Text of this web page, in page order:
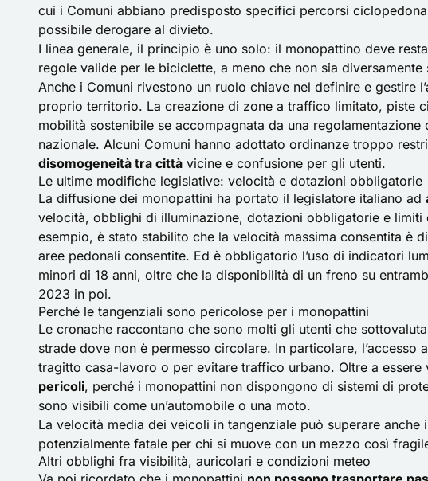
cui i Comuni abbiano predisposto specifici percorsi
possibile derogare al divieto.
I linea generale, il principio è uno solo: il monopattino deve
regole valide per le biciclette, a meno che non sia
Anche i Comuni rivestono un ruolo chiave nel definire e gestire
proprio territorio. La creazione di zone a traffico limitato, piste
mobilità sostenibile se accompagnata da una
nazionale. Alcuni Comuni hanno adottato ordinanze troppo
disomogeneità tra città vicine e confusione per gli utenti.
Le ultime modifiche legislative: velocità e dotazioni obbligatorie
La diffusione dei monopattini ha portato il legislatore italiano ad
velocità, obblighi di illuminazione, dotazioni obbligatorie e
esempio, è stato stabilito che la velocità massima consentita è
aree pedonali consentite. Ed è obbligatorio l’uso di indicatori
minori di 18 anni, oltre che la disponibilità di un freno su
2023 in poi.
Perché le tangenziali sono pericolose per i monopattini
Le cronache raccontano che sono molti gli utenti che
strade dove non è permesso circolare. In particolare, l’accesso
tragitto casa-lavoro o per evitare traffico urbano. Oltre a essere
pericoli, perché i monopattini non dispongono di sistemi di
sono visibili come un’automobile o una moto.
La velocità media dei veicoli in tangenziale può superare anche i
potenzialmente fatale per chi si muove con un mezzo così
Altri obblighi fra visibilità, auricolari e condizioni meteo